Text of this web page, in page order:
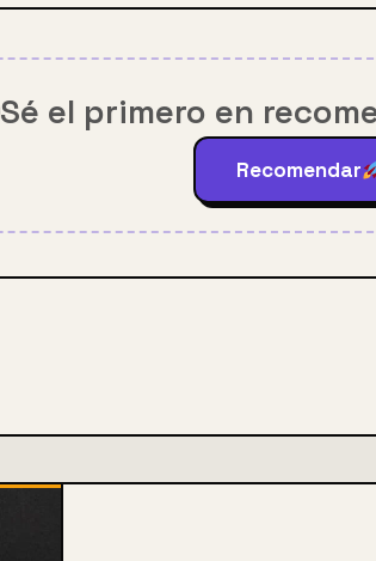
Sé el primero en
Recomendar